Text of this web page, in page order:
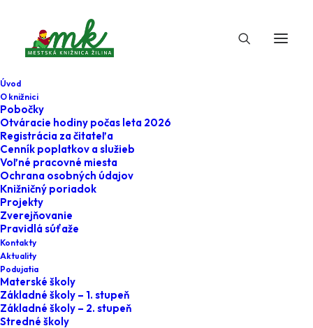
Úvod
O knižnici
Pobočky
Otváracie hodiny počas leta 2026
Registrácia za čitateľa
Cenník poplatkov a služieb
Voľné pracovné miesta
Ochrana osobných údajov
Knižničný poriadok
Projekty
Zverejňovanie
Pravidlá súťaže
Kontakty
Aktuality
Podujatia
Materské školy
Základné školy – 1. stupeň
Základné školy – 2. stupeň
Stredné školy
Na krídlach
Home
Podujatia
Na krídlach príbehov